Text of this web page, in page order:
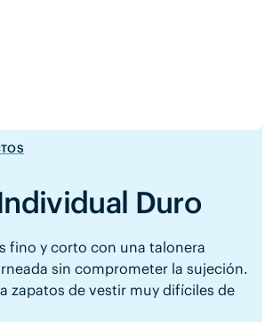
Duro
fino y corto con una talonera
sin comprometer la sujeción.
zapatos de vestir muy difíciles de